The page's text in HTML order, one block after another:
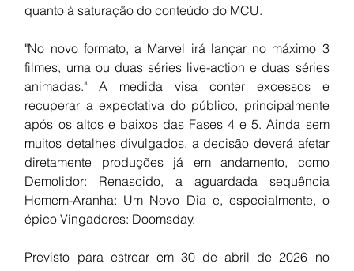
quanto à saturação do conteúdo do MCU.
"No novo formato, a Marvel irá lançar no máximo 3
filmes, uma ou duas séries live-action e duas séries
animadas." A medida visa conter excessos e
recuperar a expectativa do público, principalmente
após os altos e baixos das Fases 4 e 5. Ainda sem
muitos detalhes divulgados, a decisão deverá afetar
diretamente produções já em andamento, como
Demolidor: Renascido, a aguardada sequência
Homem-Aranha: Um Novo Dia e, especialmente, o
épico Vingadores: Doomsday.
Previsto para estrear em 30 de abril de 2026 no